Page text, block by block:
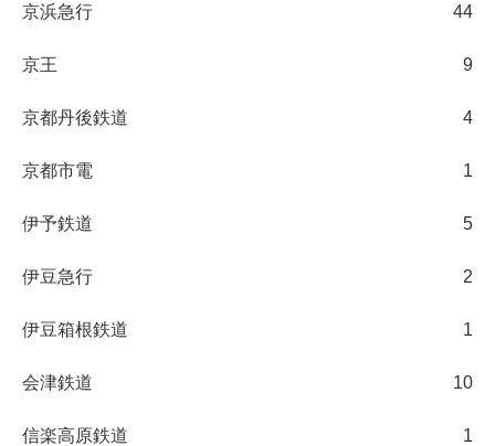
京浜急行 44
京王 9
京都丹後鉄道 4
京都市電 1
伊予鉄道 5
伊豆急行 2
伊豆箱根鉄道 1
会津鉄道 10
信楽高原鉄道 1